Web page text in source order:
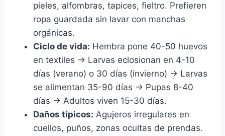
pieles, alfombras, tapices, fieltro. Prefieren
ropa guardada sin lavar con manchas
orgánicas.
Ciclo de vida: Hembra pone 40-50 huevos
en textiles → Larvas eclosionan en 4-10
días (verano) o 30 días (invierno) → Larvas
se alimentan 35-90 días → Pupas 8-40
días → Adultos viven 15-30 días.
Daños típicos: Agujeros irregulares en
cuellos, puños, zonas ocultas de prendas.